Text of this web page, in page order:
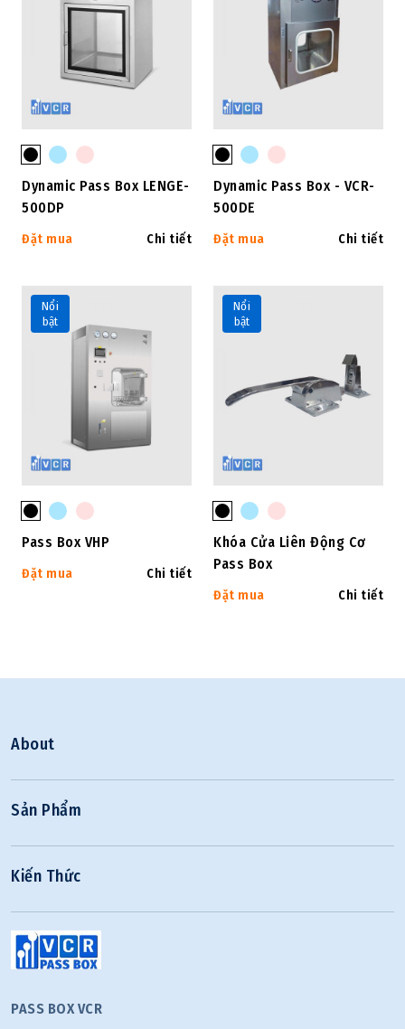
Dynamic Pass Box LENGE-
500DP
Đặt mua Chi tiết
Dynamic Pass Box - VCR-
500DE
Đặt mua Chi tiết
Nổi
bật
Pass Box VHP
Đặt mua Chi tiết
Nổi
bật
Khóa Cửa Liên Động Cơ
Pass Box
Đặt mua Chi tiết
About
Sản Phẩm
Kiến Thức
PASS BOX VCR